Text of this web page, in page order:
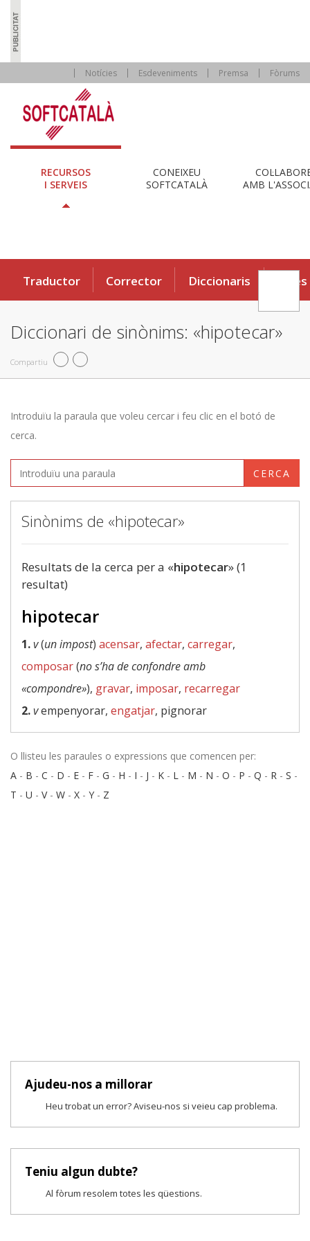
Notícies Esdeveniments Premsa Fòrums
RECURSOS
I SERVEIS
CONEIXEU
SOFTCATALÀ
AMB
Traductor Corrector Diccionaris Eines
Diccionari de sinònims: «hipotecar»
Compartiu
Introduïu la paraula que voleu cercar i feu clic en el botó de
cerca.
CERCA
Sinònims de «hipotecar»
Resultats de la cerca per a «hipotecar» (1
resultat)
hipotecar
1.v(un impost) acensar, afectar, carregar,
composar(no s’ha de confondre amb
«compondre»), gravar, imposar, recarregar
2.vempenyorar, engatjar, pignorar
O llisteu les paraules o expressions que comencen per:
A - B - C - D - E - F - G - H - I - J - K - L - M - N - O - P - Q - R - S -
T - U - V- W - X - Y - Z
Ajudeu-nos a millorar
Heu trobat un error? Aviseu-nos si veieu cap problema.
Teniu algun dubte?
Al fòrum resolem totes les qüestions.